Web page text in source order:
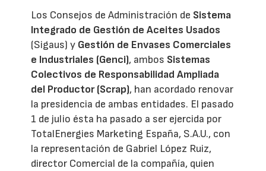
Los Consejos de Administración de Sistema
Integrado de Gestión de Aceites Usados
(Sigaus) y Gestión de Envases Comerciales
e Industriales (Genci), ambos Sistemas
Colectivos de Responsabilidad Ampliada
del Productor (Scrap), han acordado renovar
la presidencia de ambas entidades. El pasado
1 de julio ésta ha pasado a ser ejercida por
TotalEnergies Marketing España, S.A.U., con
la representación de Gabriel López Ruiz,
director Comercial de la compañía, quien